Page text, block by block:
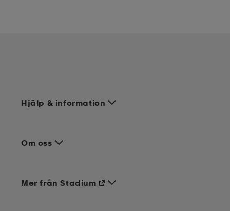
Hjälp & information
Om oss
Mer från Stadium